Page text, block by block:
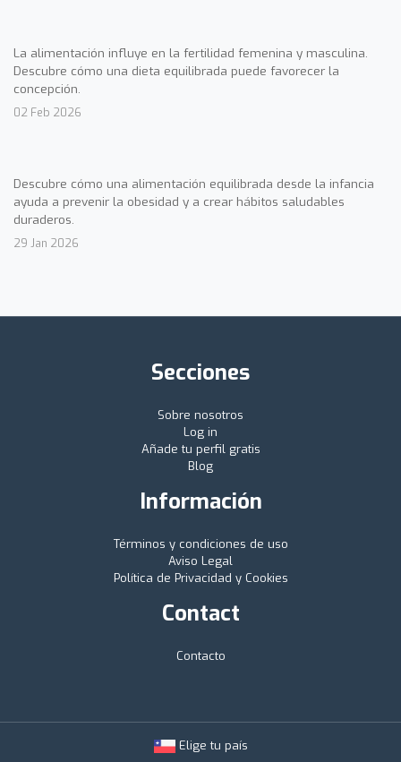
La alimentación influye en la fertilidad femenina y masculina.
Descubre cómo una dieta equilibrada puede favorecer la
concepción.
02 Feb 2026
Descubre cómo una alimentación equilibrada desde la infancia
ayuda a prevenir la obesidad y a crear hábitos saludables
duraderos.
29 Jan 2026
Secciones
Sobre nosotros
Log in
Añade tu perfil gratis
Blog
Información
Términos y condiciones de uso
Aviso Legal
Política de Privacidad y Cookies
Contact
Contacto
Elige tu país